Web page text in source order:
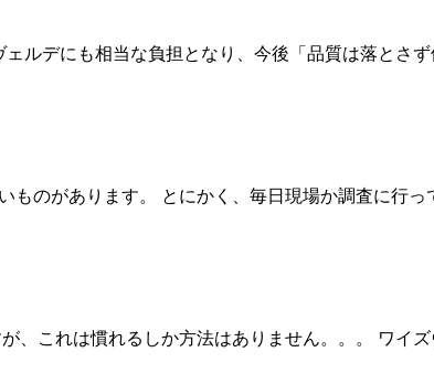
ルデにも相当な負担となり、今後「品質は落とさ
のがあります。 とにかく、毎日現場か調査に行
、これは慣れるしか方法はありません。。。 ワイ